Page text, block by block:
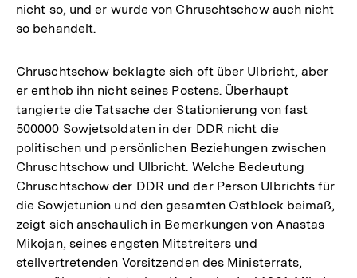
nicht so, und er wurde von Chruschtschow auch nicht
so behandelt.
Chruschtschow beklagte sich oft über Ulbricht, aber
er enthob ihn nicht seines Postens. Überhaupt
tangierte die Tatsache der Stationierung von fast
500000 Sowjetsoldaten in der DDR nicht die
politischen und persönlichen Beziehungen zwischen
Chruschtschow und Ulbricht. Welche Bedeutung
Chruschtschow der DDR und der Person Ulbrichts für
die Sowjetunion und den gesamten Ostblock beimaß,
zeigt sich anschaulich in Bemerkungen von Anastas
Mikojan, seines engsten Mitstreiters und
stellvertretenden Vorsitzenden des Ministerrats,